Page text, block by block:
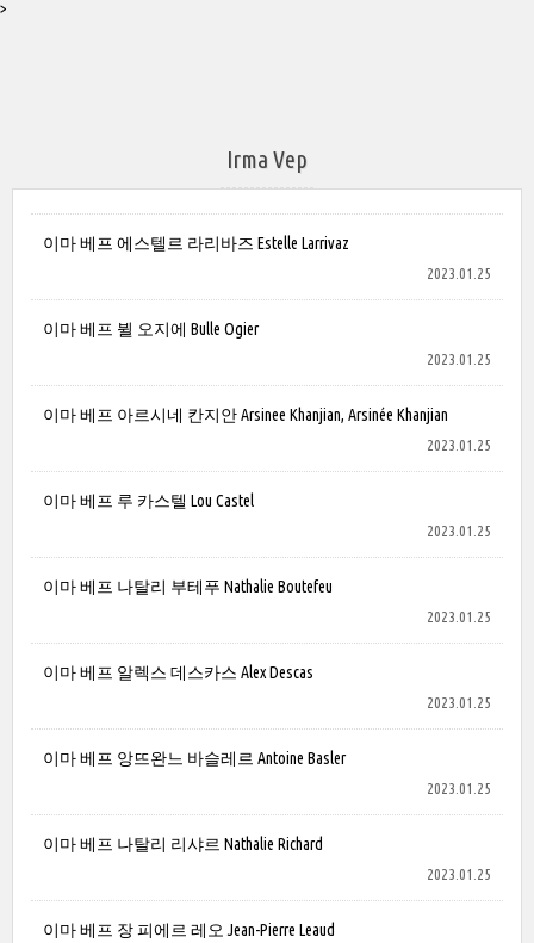
>
Irma Vep
이마 베프 에스텔르 라리바즈 Estelle Larrivaz
2023.01.25
이마 베프 뷜 오지에 Bulle Ogier
2023.01.25
이마 베프 아르시네 칸지안 Arsinee Khanjian, Arsinée Khanjian
2023.01.25
이마 베프 루 카스텔 Lou Castel
2023.01.25
이마 베프 나탈리 부테푸 Nathalie Boutefeu
2023.01.25
이마 베프 알렉스 데스카스 Alex Descas
2023.01.25
이마 베프 앙뜨완느 바슬레르 Antoine Basler
2023.01.25
이마 베프 나탈리 리샤르 Nathalie Richard
2023.01.25
이마 베프 장 피에르 레오 Jean-Pierre Leaud